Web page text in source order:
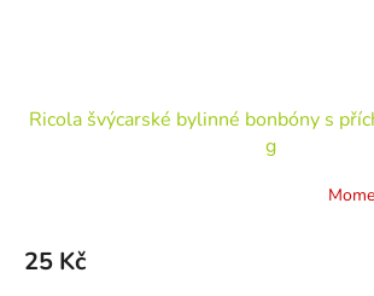
Ricola švýcarské bylinné bonbóny s
g
25 Kč